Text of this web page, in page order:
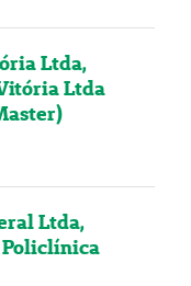
Ltda,
Ltda
Ltda,
Policlínica